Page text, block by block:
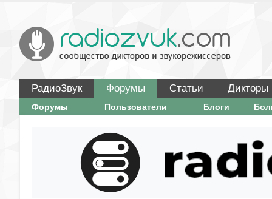
РадиоЗвук Форумы Статьи Дикторы
Форумы Пользователи Блоги